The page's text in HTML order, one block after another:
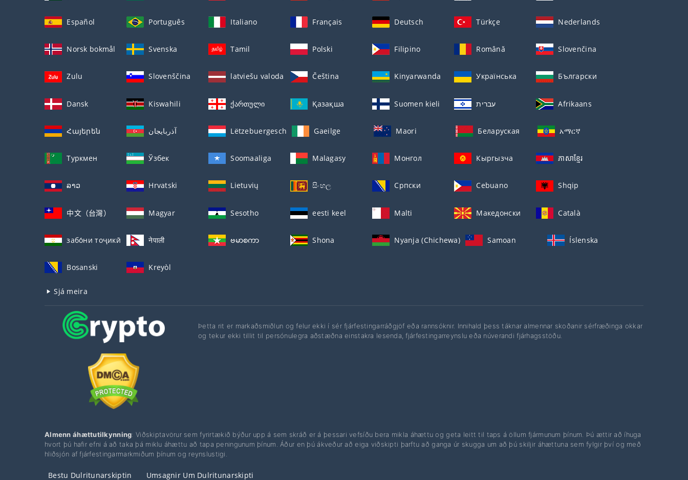
Español Português Italiano Français Deutsch Türkçe Nederlands
Norsk bokmål Svenska Tamil Polski Filipino Română Slovenčina
Zulu Slovenščina latviešu valoda Čeština Kinyarwanda Українська Български
Dansk Kiswahili ქართული Қазақша Suomen kieli עברית Afrikaans
Հայերեն آذربايجان Lëtzebuergesch Gaeilge Maori Беларуская አማርኛ
Туркмен Ўзбек Soomaaliga Malagasy Монгол Кыргызча ភាសាខ្មែរ
ລາວ Hrvatski Lietuvių සිංහල Српски Cebuano Shqip
中文（台灣） Magyar Sesotho eesti keel Malti Македонски Català
забо́ни тоҷикӣ́ नेपाली ဗမာစကာ Shona Nyanja (Chichewa) Samoan Íslenska
Bosanski Kreyòl
Sjá meira
Þetta rit er markaðsmiðlun og felur ekki í sér fjárfestingarráðgjöf eða rannsóknir. Innihald þess táknar almennar skoðanir sérfræðinga okkar
og tekur ekki tillit til persónulegra aðstæðna einstakra lesenda, fjárfestingarreynslu eða núverandi fjárhagsstöðu.
Almenn áhættutilkynning: Viðskiptavörur sem fyrirtækið býður upp á sem skráð er á þessari vefsíðu bera mikla áhættu og geta leitt til taps á öllum fjármunum þínum. Þú ættir að íhuga
hvort þú hafir efni á að taka þá miklu áhættu að tapa peningunum þínum. Áður en þú ákveður að eiga viðskipti þarftu að ganga úr skugga um að þú skiljir áhættuna sem fylgir því og með
hliðsjón af fjárfestingarmarkmiðum þínum og reynslustigi.
Bestu Dulritunarskiptin Umsagnir Um Dulritunarskipti